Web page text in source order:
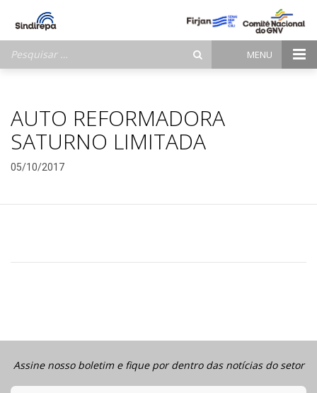
por:
MENU
AUTO REFORMADORA
SATURNO LIMITADA
05/10/2017
Assine nosso boletim e fique por dentro das notícias do setor